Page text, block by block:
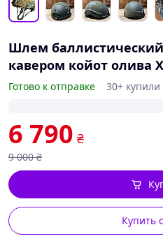
Шлем баллистический
кавером койот олива
Готово к отправке
30+ купили
6 790 ₴
9 000 ₴
Купить